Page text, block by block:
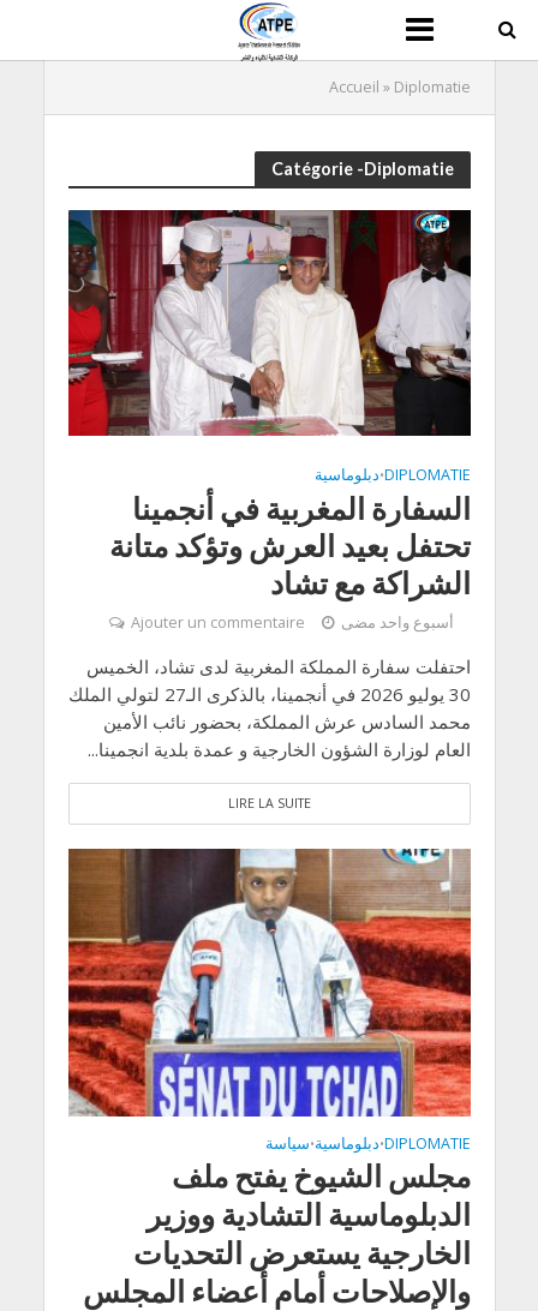
Accueil » Diplomatie
Catégorie -Diplomatie
DIPLOMATIE
•دبلوماسية
السفارة المغربية في أنجمينا
تحتفل بعيد العرش وتؤكد متانة
الشراكة مع تشاد
أسبوع واحد مضى Ajouter un commentaire
احتفلت سفارة المملكة المغربية لدى تشاد، الخميس
30 يوليو 2026 في أنجمينا، بالذكرى الـ27 لتولي الملك
محمد السادس عرش المملكة، بحضور نائب الأمين
العام لوزارة الشؤون الخارجية و عمدة بلدية انجمينا...
LIRE LA SUITE
DIPLOMATIE
•دبلوماسية•سياسة
مجلس الشيوخ يفتح ملف
الدبلوماسية التشادية ووزير
الخارجية يستعرض التحديات
والإصلاحات أمام أعضاء المجلس